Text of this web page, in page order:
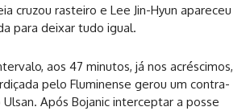
cruzou rasteiro e Lee Jin-Hyun apareceu
para deixar tudo igual.
aos 47 minutos, já nos acréscimos,
pelo Fluminense gerou um contra-
Após Bojanic interceptar a posse